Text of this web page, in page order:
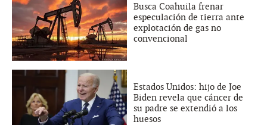
Busca Coahuila frenar
especulación de tierra ante
explotación de gas no
convencional
Estados Unidos: hijo de Joe
Biden revela que cáncer de
su padre se extendió a los
huesos